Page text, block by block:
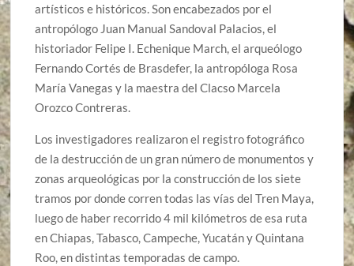
artísticos e históricos. Son encabezados por el
antropólogo Juan Manual Sandoval Palacios, el
historiador Felipe I. Echenique March, el arqueólogo
Fernando Cortés de Brasdefer, la antropóloga Rosa
María Vanegas y la maestra del Clacso Marcela
Orozco Contreras.
Los investigadores realizaron el registro fotográfico
de la destrucción de un gran número de monumentos y
zonas arqueológicas por la construcción de los siete
tramos por donde corren todas las vías del Tren Maya,
luego de haber recorrido 4 mil kilómetros de esa ruta
en Chiapas, Tabasco, Campeche, Yucatán y Quintana
Roo, en distintas temporadas de campo.